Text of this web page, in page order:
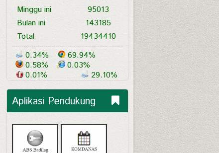
Minggu ini
Bulan ini
Total
95013
143185
19434410
0.34%
69.94%
0.58%
0.03%
0.01%
29.10%
Aplikasi Pendukung